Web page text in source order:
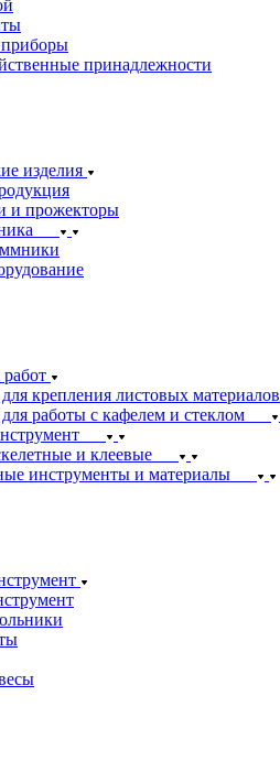
принадлежности
изделия
и прожекторы
крепления листовых материалов
работы с кафелем и стеклом
и клеевые
инструменты и материалы